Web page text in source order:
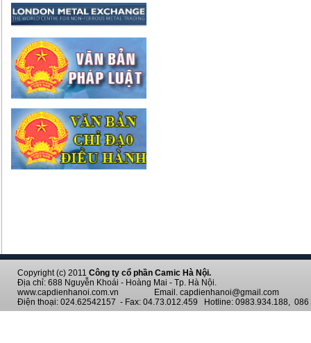
Copyright (c) 2011 Công ty cổ phần Camic Hà Nội.
Địa chỉ: 688 Nguyễn Khoái - Hoàng Mai - Tp. Hà Nội.
www.capdienhanoi.com.vn Email. capdienhanoi@gmail.com
Điện thoại: 024.62542157 - Fax: 04.73.012.459 Hotline: 0983.934.188, 086